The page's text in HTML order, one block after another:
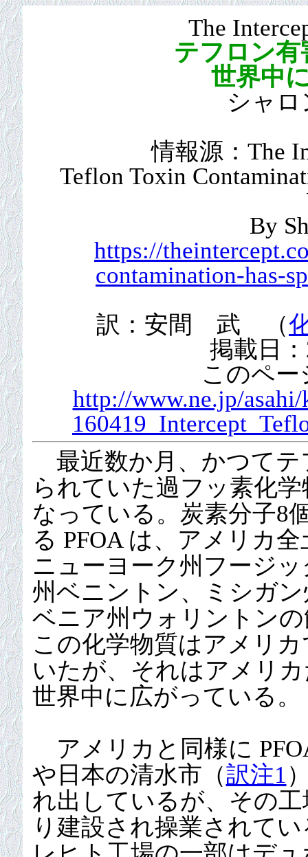
The
テフロン
世界中
シャ
情報源：The
Teflon Toxin
By
https://
contamination-has-
訳：安間 武 （
掲載日
このペ
http://www.ne.jp/
最近数か月、かつてテ
られていた過フッ素化
なっている。炭素分子8
る PFOA は、アメリカ
ニューヨーク州フージ
州ベニントン、ミシガ
ベニア州ウォリントン
この化学物質はアメリ
いたが、それはアメリ
世界中に広がっている。
アメリカと同様に
や日本の清水市（訳注1
れ出しているが、その
り建設され操業されて